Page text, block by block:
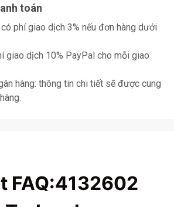
toán
phí giao dịch 3% nếu đơn hàng dưới
giao dịch 10% PayPal cho mỗi giao
hàng: thông tin chi tiết sẽ được cung
FAQ:4132602